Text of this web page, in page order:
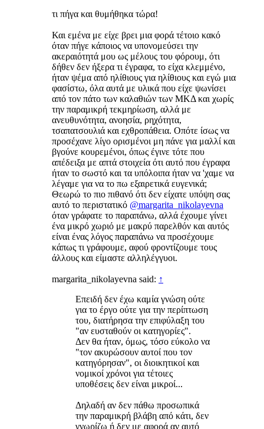
τι πήγα και θυμήθηκα τώρα!
Και εμένα με είχε βρει μια φορά τέτοιο κακό
όταν πήγε κάποιος να υπονομεύσει την
ακεραιότητά μου ως μέλους του φόρουμ, ότι
δήθεν δεν ήξερα τι έγραφα, το είχα κλεμμένο,
ήταν ψέμα από ηλίθιους για ηλίθιους και εγώ μια
φασίστω, όλα αυτά με υλικά που είχε ψωνίσει
από τον πάτο των καλαθιών των ΜΚΔ και χωρίς
την παραμικρή τεκμηρίωση, αλλά με
ανευθυνότητα, ανοησία, ρηχότητα,
τσαπατσουλιά και εχθροπάθεια. Οπότε ίσως να
προσέχανε λίγο ορισμένοι μη πάνε για μαλλί και
βγούνε κουρεμένοι, όπως έγινε τότε που
απέδειξα με απτά στοιχεία ότι αυτό που έγραφα
ήταν το σωστό και τα υπόλοιπα ήταν να 'χαμε να
λέγαμε για να το πω εξαιρετικά ευγενικά;
Θεωρώ το πιο πιθανό ότι δεν είχατε υπόψη σας
αυτό το περιστατικό @margarita_nikolayevna
όταν γράφατε το παραπάνω, αλλά έχουμε γίνει
ένα μικρό χωριό με μακρύ παρελθόν και αυτός
είναι ένας λόγος παραπάνω να προσέχουμε
κάπως τι γράφουμε, αφού φροντίζουμε τους
άλλους και είμαστε αλληλέγγυοι.
margarita_nikolayevna said: ↑
Επειδή δεν έχω καμία γνώση ούτε
για το έργο ούτε για την περίπτωση
του, διατήρησα την επιφύλαξη του
"αν ευσταθούν οι κατηγορίες".
Δεν θα ήταν, όμως, τόσο εύκολο να
"τον ακυρώσουν αυτοί που τον
κατηγόρησαν", οι διοικητικοί και
νομικοί χρόνοι για τέτοιες
υποθέσεις δεν είναι μικροί...
Δηλαδή αν δεν πάθω προσωπικά
την παραμικρή βλάβη από κάτι, δεν
γνωρίζω ή δεν με αφορά αν αυτό